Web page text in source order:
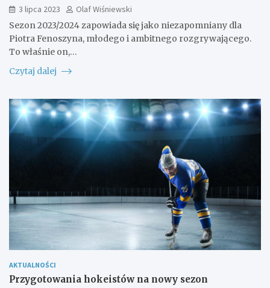
3 lipca 2023
Olaf Wiśniewski
Sezon 2023/2024 zapowiada się jako niezapomniany dla
Piotra Fenoszyna, młodego i ambitnego rozgrywającego.
To właśnie on,…
Czytaj dalej
AKTUALNOŚCI
Przygotowania hokeistów na nowy sezon